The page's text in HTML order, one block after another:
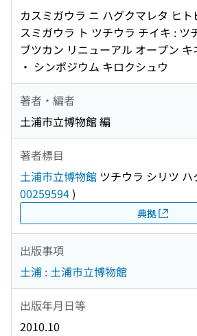
カスミガウラ ニ ハグクマレタ ヒト
スミガウラ ト ツチウラ チイキ : ツ
ブツカン リニューアル オープン
・ シンポジウム キロクシュウ
著者・編者
土浦市立博物館 編
著者標目
土浦市立博物館 ツチウラ シリツ ハ
00259594)
典拠
出版事項
土浦 : 土浦市立博物館
出版年月日等
2010.10